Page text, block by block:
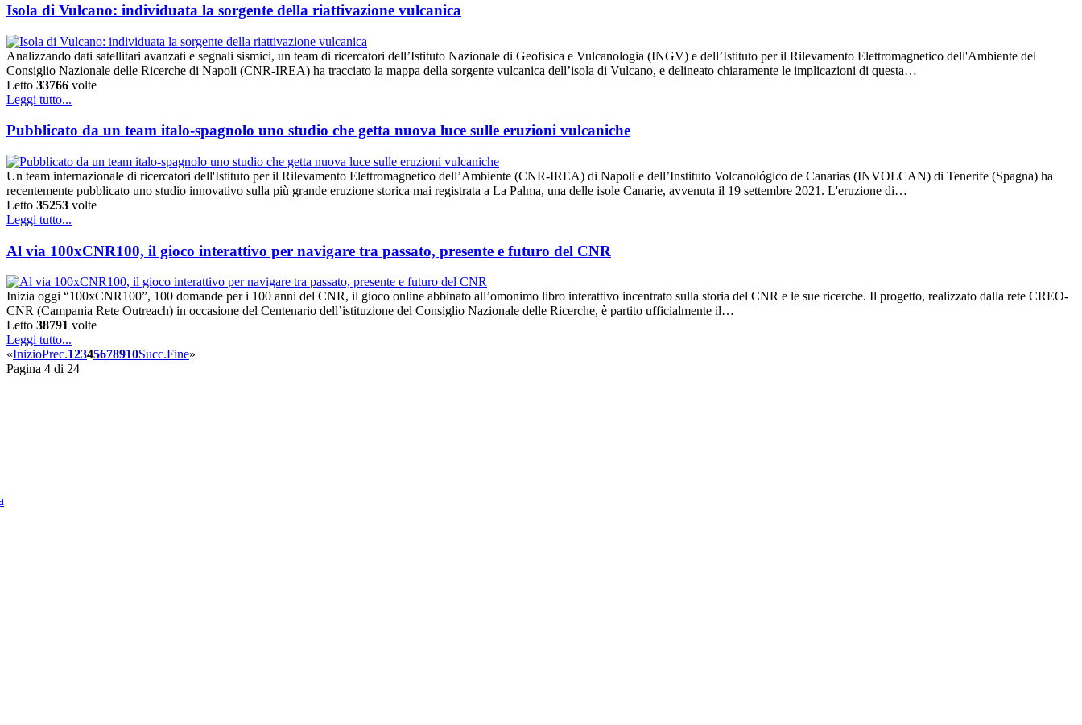
Isola di Vulcano: individuata la sorgente della riattivazione vulcanica
Analizzando dati satellitari avanzati e segnali sismici, un team di ricercatori dell’Istituto Nazionale di Geofisica e Vulcanologia (INGV) e dell’Istituto per il Rilevamento Elettromagnetico dell'Ambiente del
Consiglio Nazionale delle Ricerche di Napoli (CNR-IREA) ha tracciato la mappa della sorgente vulcanica dell’isola di Vulcano, e delineato chiaramente le implicazioni di questa…
Letto 33766 volte
Leggi tutto...
Pubblicato da un team italo-spagnolo uno studio che getta nuova luce sulle eruzioni vulcaniche
Un team internazionale di ricercatori dell'Istituto per il Rilevamento Elettromagnetico dell’Ambiente (CNR-IREA) di Napoli e dell’Instituto Volcanológico de Canarias (INVOLCAN) di Tenerife (Spagna) ha
recentemente pubblicato uno studio innovativo sulla più grande eruzione storica mai registrata a La Palma, una delle isole Canarie, avvenuta il 19 settembre 2021. L'eruzione di…
Letto 35253 volte
Leggi tutto...
Al via 100xCNR100, il gioco interattivo per navigare tra passato, presente e futuro del CNR
Inizia oggi “100xCNR100”, 100 domande per i 100 anni del CNR, il gioco online abbinato all’omonimo libro interattivo incentrato sulla storia del CNR e le sue ricerche. Il progetto, realizzato dalla rete CREO-
CNR (Campania Rete Outreach) in occasione del Centenario dell’istituzione del Consiglio Nazionale delle Ricerche, è partito ufficialmente il…
Letto 38791 volte
Leggi tutto...
«InizioPrec.12345678910Succ.Fine»
Pagina 4 di 24